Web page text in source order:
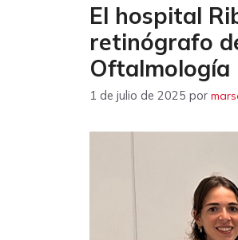
El hospital
retinógrafo
Oftalmología
1 de julio de 2025 por